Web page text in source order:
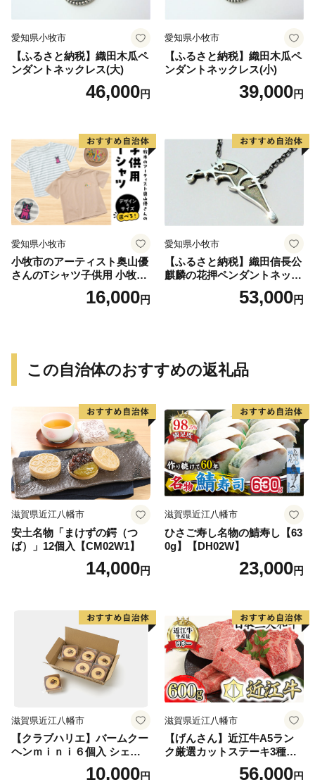
愛知県小牧市
【ふるさと納税】織田木瓜ペ
ンダントネックレス(大)
46,000円
愛知県小牧市
【ふるさと納税】織田木瓜ペ
ンダントネックレス(小)
39,000円
愛知県小牧市
小牧市のアーティスト奥山優
さんのTシャツ子供用 小牧市
16,000円
愛知県小牧市
【ふるさと納税】織田信長公
麒麟の花押ペンダントネック
53,000円
この自治体のおすすめの返礼品
滋賀県近江八幡市
安土名物「まけずの鍔（つ
ば）」12個入【CM02W1】
14,000円
滋賀県近江八幡市
ひさご寿し名物の鯖寿し【63
0g】【DH02W】
23,000円
滋賀県近江八幡市
【クラブハリエ】バームクー
ヘンｍｉｎｉ６個入 シェア
ボックス 個包装【FC01W】
10,000円
滋賀県近江八幡市
【げんさん】近江牛A5ラン
ク厳選カットステーキ3種【6
00g】【DG03W】（国産牛
56,000円